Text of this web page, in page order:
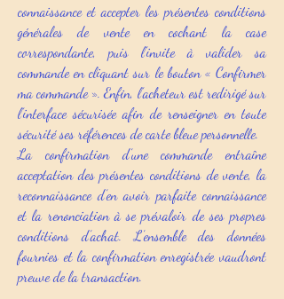
connaissance et accepter les présentes conditions
générales de vente en cochant la case
correspondante, puis l’invite à valider sa
commande en cliquant sur le bouton « Confirmer
ma commande ». Enfin, l’acheteur est redirigé sur
l’interface sécurisée afin de renseigner en toute
sécurité ses références de carte bleue personnelle.
La confirmation d’une commande entraîne
acceptation des présentes conditions de vente, la
reconnaissance d’en avoir parfaite connaissance
et la renonciation à se prévaloir de ses propres
conditions d’achat. L’ensemble des données
fournies et la confirmation enregistrée vaudront
preuve de la transaction.